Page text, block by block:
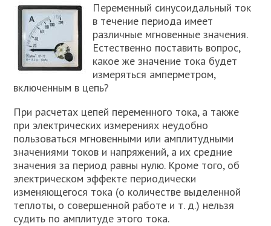
Переменный синусоидальный ток
в течение периода имеет
различные мгновенные значения.
Естественно поставить вопрос,
какое же значение тока будет
измеряться амперметром,
включенным в цепь?
При расчетах цепей переменного тока, а также
при электрических измерениях неудобно
пользоваться мгновенными или амплитудными
значениями токов и напряжений, а их средние
значения за период равны нулю. Кроме того, об
электрическом эффекте периодически
изменяющегося тока (о количестве выделенной
теплоты, о совершенной работе и т. д.) нельзя
судить по амплитуде этого тока.